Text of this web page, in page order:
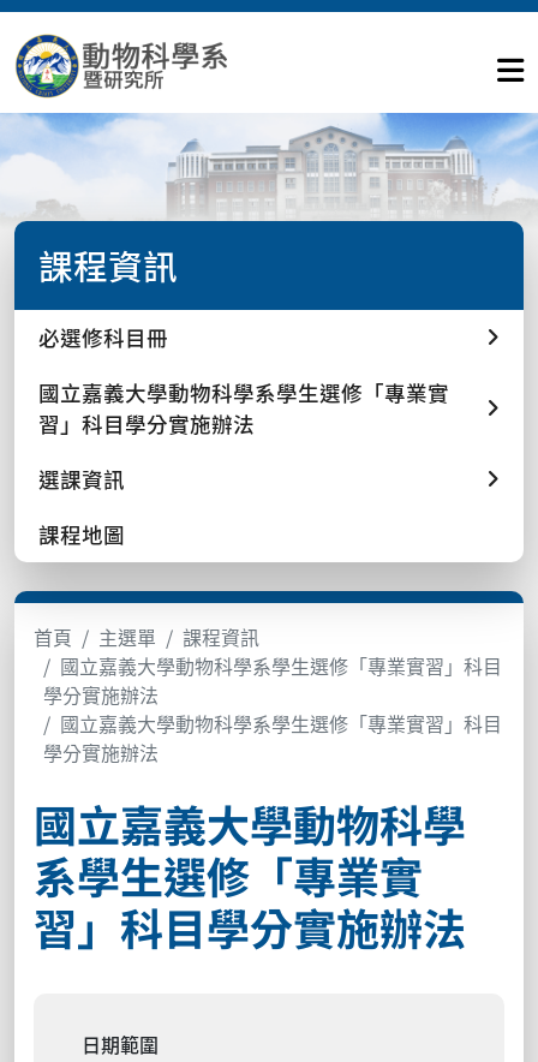
課程資訊
必選修科目冊
國立嘉義大學動物科學系學生選修「專業實
習」科目學分實施辦法
選課資訊
課程地圖
首頁 主選單
課程資訊
國立嘉義大學動物科學系學生選修「專業實習」科目
學分實施辦法
國立嘉義大學動物科學系學生選修「專業實習」科目
學分實施辦法
國立嘉義大學動物科學
系學生選修「專業實
習」科目學分實施辦法
日期範圍